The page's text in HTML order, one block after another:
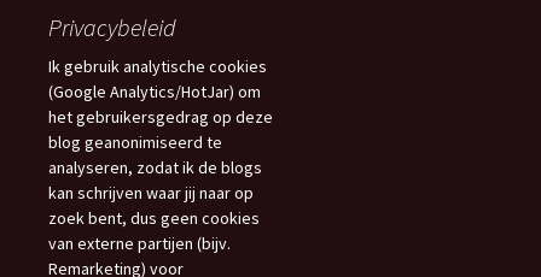
Privacybeleid
Ik gebruik analytische cookies
(Google Analytics/HotJar) om
het gebruikersgedrag op deze
blog geanonimiseerd te
analyseren, zodat ik de blogs
kan schrijven waar jij naar op
zoek bent, dus geen cookies
van externe partijen (bijv.
Remarketing) voor